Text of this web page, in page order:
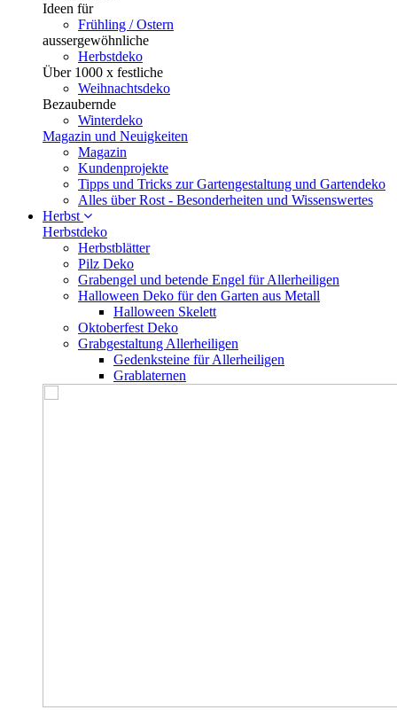
Ideen für
Frühling / Ostern
aussergewöhnliche
Herbstdeko
Über 1000 x festliche
Weihnachtsdeko
Bezaubernde
Winterdeko
Magazin und Neuigkeiten
Magazin
Kundenprojekte
Tipps und Tricks zur Gartengestaltung und Gartendeko
Alles über Rost - Besonderheiten und Wissenswertes
Herbst
Herbstdeko
Herbstblätter
Pilz Deko
Grabengel und betende Engel für Allerheiligen
Halloween Deko für den Garten aus Metall
Halloween Skelett
Oktoberfest Deko
Grabgestaltung Allerheiligen
Gedenksteine für Allerheiligen
Grablaternen